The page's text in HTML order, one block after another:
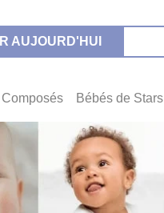
AUJOURD'HUI
Composés Bébés de Stars